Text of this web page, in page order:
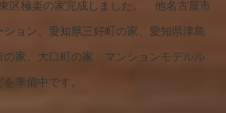
区極楽の家完成しました。 他名古屋市
ョン、愛知県三好町の家、愛知県津島
の家、大口町の家 マンションモデルル
準備中です。